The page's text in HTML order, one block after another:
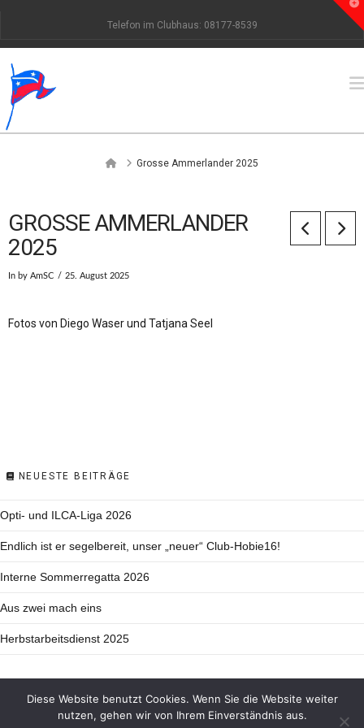
Telefon im Clubhaus: 08177-8539
HomeGrosse Ammerlander 2025
GROSSE AMMERLANDER
2025
In by AmSC 25. August 2025
Fotos von Diego Waser und Tatjana Seel
NEUESTE BEITRÄGE
Opti- und ILCA-Liga 2026
Endlich ist er segelbereit, unser „neuer“ Club-Hobie16!
Interne Sommerregatta 2026
Aus zwei mach eins
Herbstarbeitsdienst 2025
Diese Website benutzt Cookies. Wenn Sie die Website weiter
nutzen, gehen wir von Ihrem Einverständnis aus.